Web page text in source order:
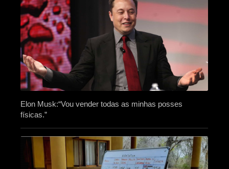
Elon Musk:“Vou vender todas as minhas posses
físicas.”